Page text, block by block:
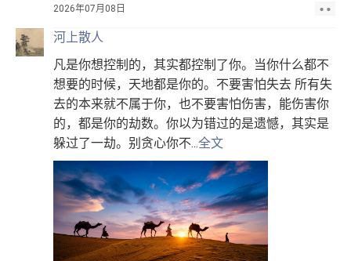
2026年07月08日
河上散人
凡是你想控制的，其实都控制了你。当你什么都不
想要的时候，天地都是你的。不要害怕失去 所有失
去的本来就不属于你，也不要害怕伤害，能伤害你
的，都是你的劫数。你以为错过的是遗憾，其实是
躲过了一劫。别贪心你不...全文